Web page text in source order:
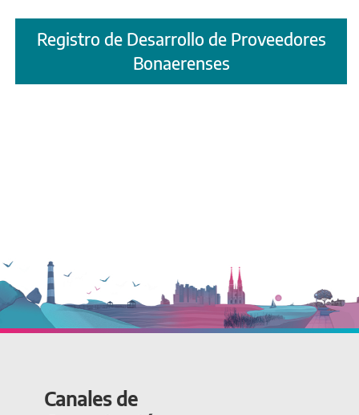
Registro de Desarrollo de Proveedores
Bonaerenses
Canales de